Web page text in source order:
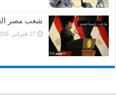
شعب مصر
27 فبراير، 2016